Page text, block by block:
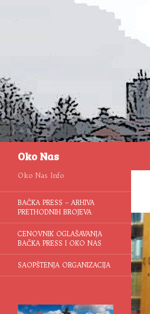
Oko Nas
Oko Nas Info
BAČKA PRESS – ARHIVA
PRETHODNIH BROJEVA
CENOVNIK OGLAŠAVANJA
BAČKA PRESS I OKO NAS
SAOPŠTENJA ORGANIZACIJA